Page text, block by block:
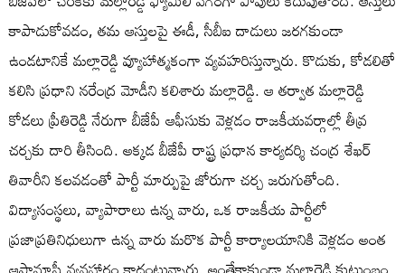
కాపాడుకోవడం, తమ ఆస్తులపై ఈడీ, సీబీఐ దాడులు జరగకుండా
ఉండటానికే మల్లారెడ్డి వ్యూహాత్మకంగా వ్యవహరిస్తున్నారు. కొడుకు, కోడలితో
కలిసి ప్రధాని నరేంద్ర మోడీని కలిశారు మల్లారెడ్డి. ఆ తర్వాత మల్లారెడ్డి
కోడలు ప్రీతిరెడ్డి నేరుగా బీజేపీ ఆఫీసుకు వెళ్లడం రాజకీయవర్గాల్లో తీవ్ర
చర్చకు దారి తీసింది. అక్కడ బీజేపీ రాష్ట్ర ప్రధాన కార్యదర్శి చంద్ర శేఖర్
తివారీని కలవడంతో పార్టీ మార్పుపై జోరుగా చర్చ జరుగుతోంది.
విద్యాసంస్థలు, వ్యాపారాలు ఉన్న వారు, ఒక రాజకీయ పార్టీలో
ప్రజాప్రతినిధులుగా ఉన్న వారు మరొక పార్టీ కార్యాలయానికి వెళ్లడం అంత